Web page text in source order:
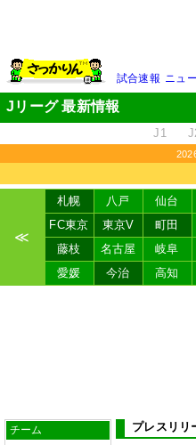
試合速報 ニュ
Jリーグ 最新情報
J1
≪
札幌 八戸 仙台
FC東京
東京V 町田
藤枝
名古屋 岐阜
愛媛
今治 高知
チーム プレスリリ